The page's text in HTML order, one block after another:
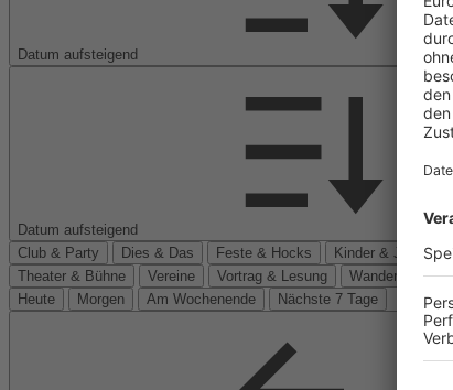
Datum aufsteigend
Datum aufsteigend
Club & Party
Dies & Das Feste & Hocks Kinder & Jugend
Theater & Bühne
Vereine Vortrag & Lesung
Wanderungen
Heute
Morgen Am Wochenende Nächste 7 Tage